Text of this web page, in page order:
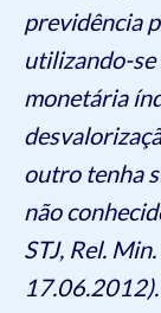
previdência
utilizando-se
monetária
outro tenha
não
STJ, Rel.
17.06.2012).